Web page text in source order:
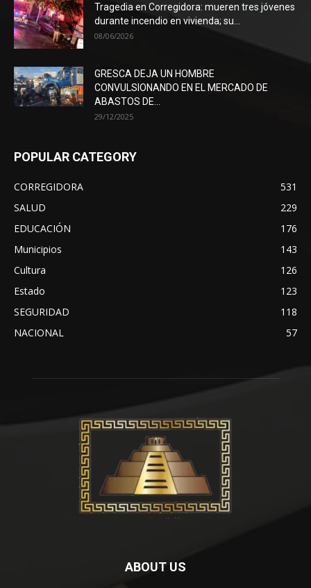
Tragedia en Corregidora: mueren tres jóvenes
durante incendio en vivienda; su...
08/06/2026
GRESCA DEJA UN HOMBRE
CONVULSIONANDO EN EL MERCADO DE
ABASTOS DE...
29/12/2025
POPULAR CATEGORY
CORREGIDORA
531
SALUD
229
EDUCACIÓN
176
Municipios
143
Cultura
126
Estado
123
SEGURIDAD
118
NACIONAL
57
ABOUT US